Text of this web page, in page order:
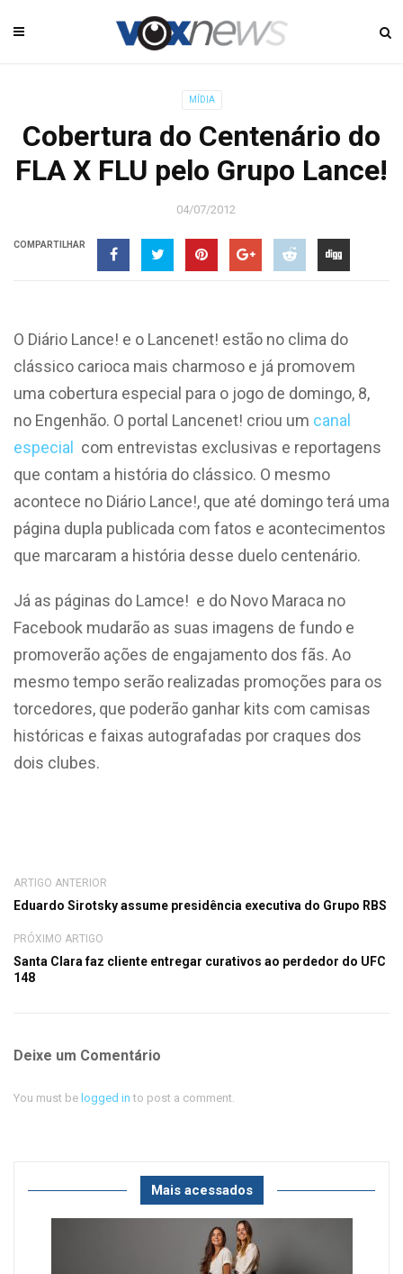
MÍDIA
Cobertura do Centenário do
FLA X FLU pelo Grupo Lance!
04/07/2012
COMPARTILHAR
O Diário Lance! e o Lancenet! estão no clima do
clássico carioca mais charmoso e já promovem
uma cobertura especial para o jogo de domingo, 8,
no Engenhão. O portal Lancenet! criou um canal
especial
com entrevistas exclusivas e reportagens
que contam a história do clássico. O mesmo
acontece no Diário Lance!, que até domingo terá uma
página dupla publicada com fatos e acontecimentos
que marcaram a história desse duelo centenário.
Já as páginas do Lamce! e do Novo Maraca no
Facebook mudarão as suas imagens de fundo e
promoverão ações de engajamento dos fãs. Ao
mesmo tempo serão realizadas promoções para os
torcedores, que poderão ganhar kits com camisas
históricas e faixas autografadas por craques dos
dois clubes.
ARTIGO ANTERIOR
Eduardo Sirotsky assume presidência executiva do Grupo RBS
PRÓXIMO ARTIGO
Santa Clara faz cliente entregar curativos ao perdedor do UFC
148
Deixe um Comentário
You must be logged in to post a comment.
Mais acessados